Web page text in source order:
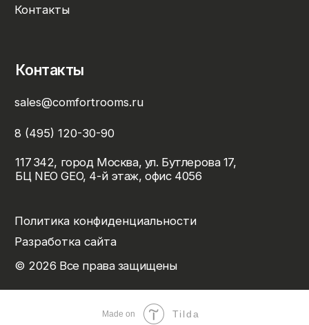
Made on Tilda